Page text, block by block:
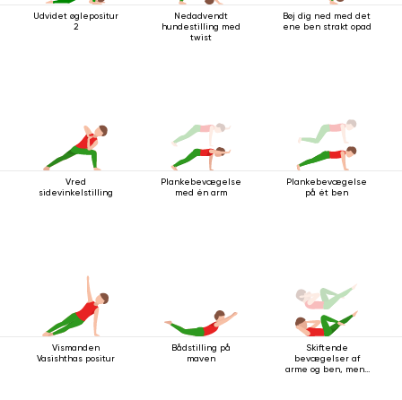
Udvidet øglepositur
2
Nedadvendt
hundestilling med
twist
Bøj dig ned med det
ene ben strakt opad
Vred
sidevinkelstilling
Plankebevægelse
med én arm
Plankebevægelse
på ét ben
Vismanden
Vasishthas positur
Bådstilling på
maven
Skiftende
bevægelser af
arme og ben, mens